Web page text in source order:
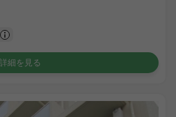
詳細を見る